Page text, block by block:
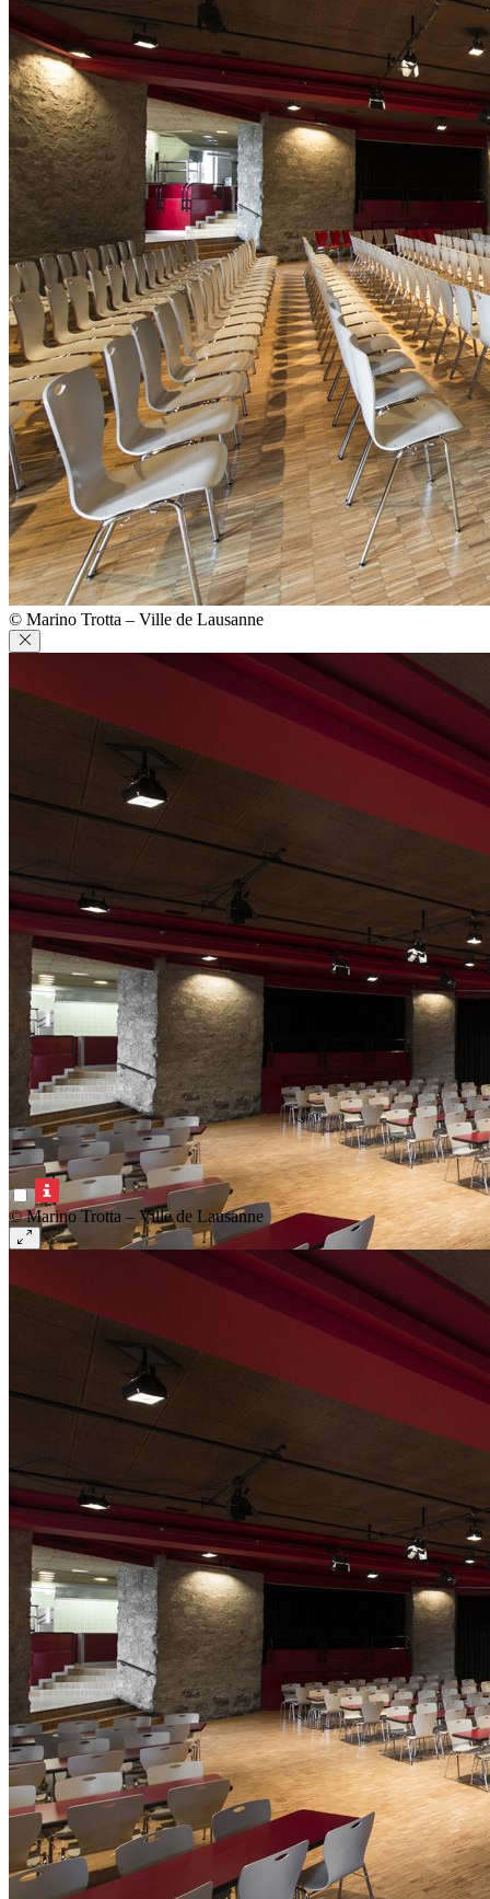
© Marino Trotta – Ville de Lausanne
© Marino Trotta – Ville de Lausanne